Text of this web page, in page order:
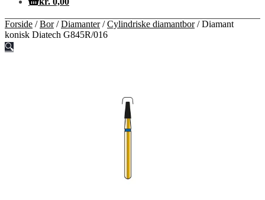
Forside /Bor/Diamanter/Cylindriske diamantbor/Diamant
konisk Diatech G845R/016
🔍